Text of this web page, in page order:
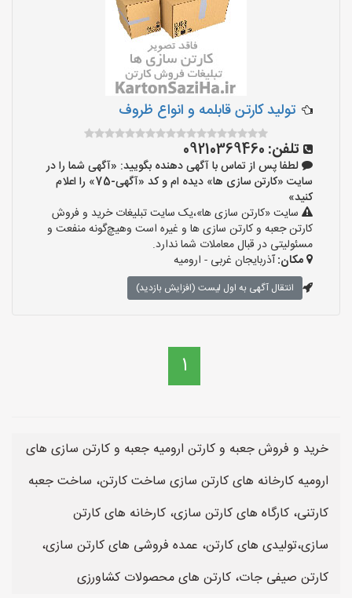
تولید کارتن قابلمه و انواع ظروف
تلفن: 09210369460
لطفا پس از تماس با آگهی دهنده بگویید: «آگهی شما را در
سایت «کارتن سازی ها» دیده ام و کد «آگهی-75» را اعلام
کنید»
سایت «کارتن سازی ها»،یک سایت تبلیغات خرید و فروش
کارتن جعبه و کارتن سازی ها و غیره است وهیچ‌گونه منفعت و
مسئولیتی در قبال معاملات شما ندارد.
مکان:آذربایجان غربی - ارومیه
انتقال آگهی به اول لیست (افزایش بازدید)
1
خرید و فروش جعبه و کارتن ارومیه جعبه و کارتن سازی های
ارومیه کارخانه های کارتن سازی ساخت کارتن، ساخت جعبه
کارتنی، کارگاه های کارتن سازی، کارخانه های کارتن
سازی،تولیدی های کارتن، عمده فروشی های کارتن سازی،
کارتن صیفی جات، کارتن های محصولات کشاورزی